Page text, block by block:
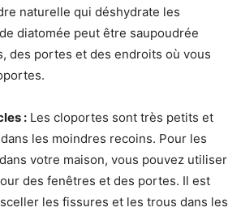
naturelle qui déshydrate les
diatomée peut être saupoudrée
des portes et des endroits où vous
: Les cloportes sont très petits et
les moindres recoins. Pour les
votre maison, vous pouvez utiliser
des fenêtres et des portes. Il est
les fissures et les trous dans les